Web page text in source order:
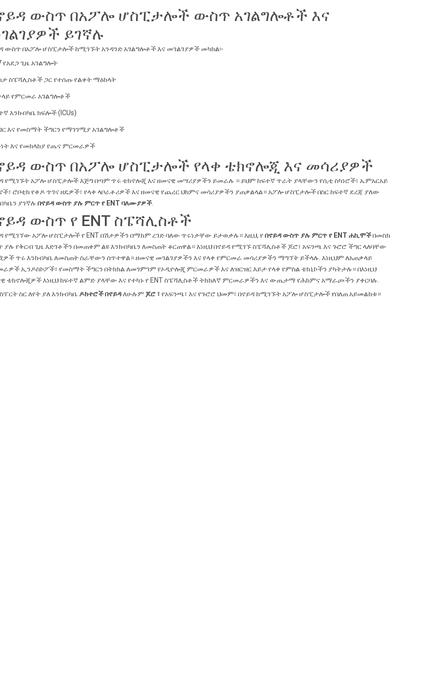
ውስጥ በአፖሎ ሆስፒታሎች ውስጥ አገልግሎቶች እና
ይገኛሉ
ውስጥ በአፖሎ ሆስፒታሎች ከሚገኙት አንዳንድ አገልግሎቶች እና መገልገያዎች መካከል፡-
የአደጋ ጊዜ አገልግሎት
ስፔሻሊስቶች ጋር የተሰጡ የልቀት ማዕከላት
የምርመራ አገልግሎቶች
እንክብካቤ ክፍሎች (ICUs)
እና የመስማት ችግርን የማገገሚያ አገልግሎቶች
እና የመከላከያ የጤና ምርመራዎች
ውስጥ በአፖሎ ሆስፒታሎች የላቀ ቴክኖሎጂ እና መሳሪያዎች
የሚገኙት አፖሎ ሆስፒታሎች እጅግ በጣም ጥሩ ቴክኖሎጂ እና ዘመናዊ መሣሪያዎችን ይመራሉ ። ይህም ከፍተኛ ጥራት ያላቸውን የሲቲ ስካነሮች፣ ኤምአርአይ
ሮቦቲክ የቀዶ ጥገና ዘዴዎች፣ የላቀ ላቦራቶሪዎች እና ዘመናዊ የጨረር ህክምና መሳሪያዎችን ያጠቃልላል። አፖሎ ሆስፒታሎች በስር ከፍተኛ ደረጃ ያለው
ያገኛሉ በኖይዳ ውስጥ ያሉ ምርጥ የ ENT ባለሙያዎች.
ውስጥ የ ENT ስፔሻሊስቶች
የሚገኘው አፖሎ ሆስፒታሎች የ ENT በሽታዎችን በማከም ረገድ ባለው ጥሩነታቸው ይታወቃሉ። እዚህ, የበኖይዳ ውስጥ ያሉ ምርጥ የ ENT ሐኪሞችበመስክ
ያሉ የቅርብ ጊዜ እድገቶችን በመጠቀም ልዩ እንክብካቤን ለመስጠት ቆርጠዋል። እነዚህ በኖይዳ የሚገኙ ስፔሻሊስቶች ጆሮ፣ አፍንጫ እና ጉሮሮ ችግር ላለባቸው
ጥሩ እንክብካቤ ለመስጠት ስራቸውን ሰጥተዋል። ዘመናዊ መገልገያዎችን እና የላቀ የምርመራ መሳሪያዎችን ማግኘት ይችላሉ. እነዚህም ለአጠቃላይ
ኢንዶስኮፖች፣ የመስማት ችግርን በትክክል ለመገምገም የኦዲዮሎጂ ምርመራዎች እና ለዝርዝር እይታ የላቀ የምስል ቴክኒኮችን ያካትታሉ። በእነዚህ
ቴክኖሎጂዎች እነዚህ ከፍተኛ ልምድ ያላቸው እና የተካኑ የ ENT ስፔሻሊስቶች ትክክለኛ ምርመራዎችን እና ውጤታማ የሕክምና አማራጮችን ያቀርባሉ.
ስር ለየት ያለ እንክብካቤ ዶክተሮች በኖይዳለሁሉም ጆሮ ፣የአፍንጫ፣ እና የጉሮሮ ህመም፣ በኖይዳ ከሚገኙት አፖሎ ሆስፒታሎች የበለጠ አይመልከቱ።